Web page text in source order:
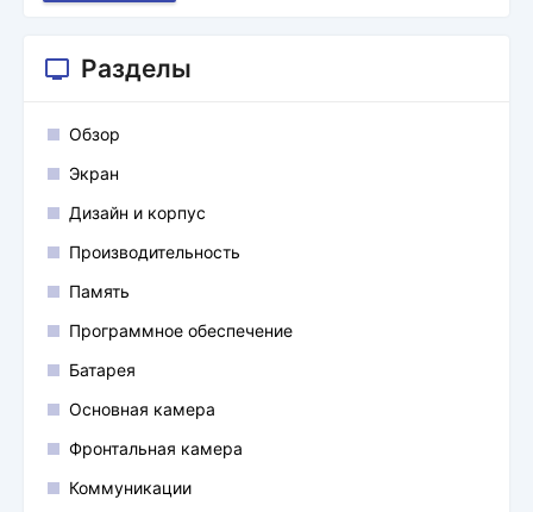
Разделы
Обзор
Экран
Дизайн и корпус
Производительность
Память
Программное обеспечение
Батарея
Основная камера
Фронтальная камера
Коммуникации